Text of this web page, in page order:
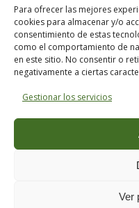
Para ofrecer las mejores
cookies para almacenar y/o
consentimiento de estas
como el comportamiento de
en este sitio. No consentir o
negativamente a ciertas
Gestionar los servicios
Ver
veraces, fundamentados en
2.- Se EXPRESAN
pero tampoco han de ser
lo mismo en otros términos
destinatario.
3.- Si se solicitan
. com se proporcionarán al
NOTA: En caso de un mal
publicar un comentario,
puntocritico . com
comentar y su nombre o